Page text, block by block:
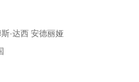
·达西 安德丽娅